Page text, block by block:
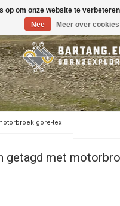
gore-tex
getagd met
op om onze website te
Nee
Meer over cookies